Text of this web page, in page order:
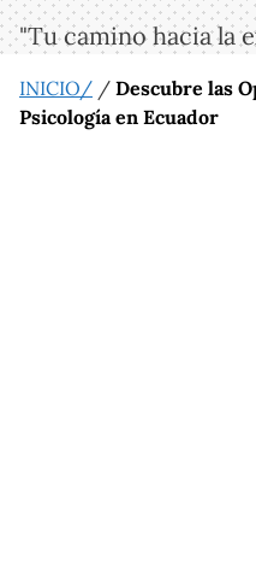
"Tu camino hacia la
INICIO/ / Descubre las
Psicología en Ecuador